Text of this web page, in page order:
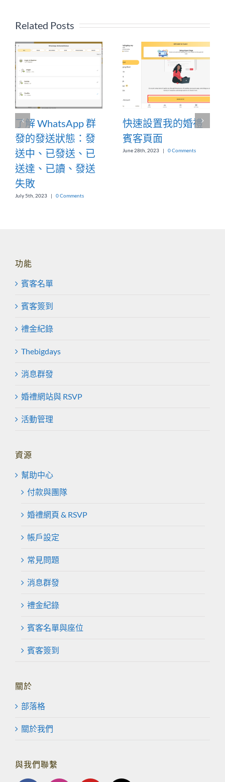
Related Posts
了解 WhatsApp 群
發的發送狀態：發
送中、已發送、已
送達、已讀、發送
失敗
July 5th, 2023 | 0 Comments
快速設置我的婚禮
賓客頁面
June 28th, 2023 | 0 Comments
功能
賓客名單
賓客簽到
禮金紀錄
Thebigdays
消息群發
婚禮網站與 RSVP
活動管理
資源
幫助中心
付款與團隊
婚禮網頁 & RSVP
帳戶設定
常見問題
消息群發
禮金紀錄
賓客名單與座位
賓客簽到
關於
部落格
關於我們
與我們聯繫